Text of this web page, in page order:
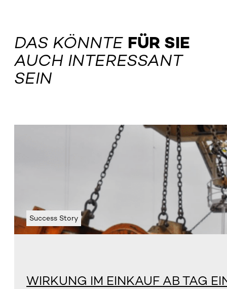
DAS KÖNNTE FÜR SIE
AUCH INTERESSANT
SEIN
Success Story
WIRKUNG IM EINKAUF AB TAG